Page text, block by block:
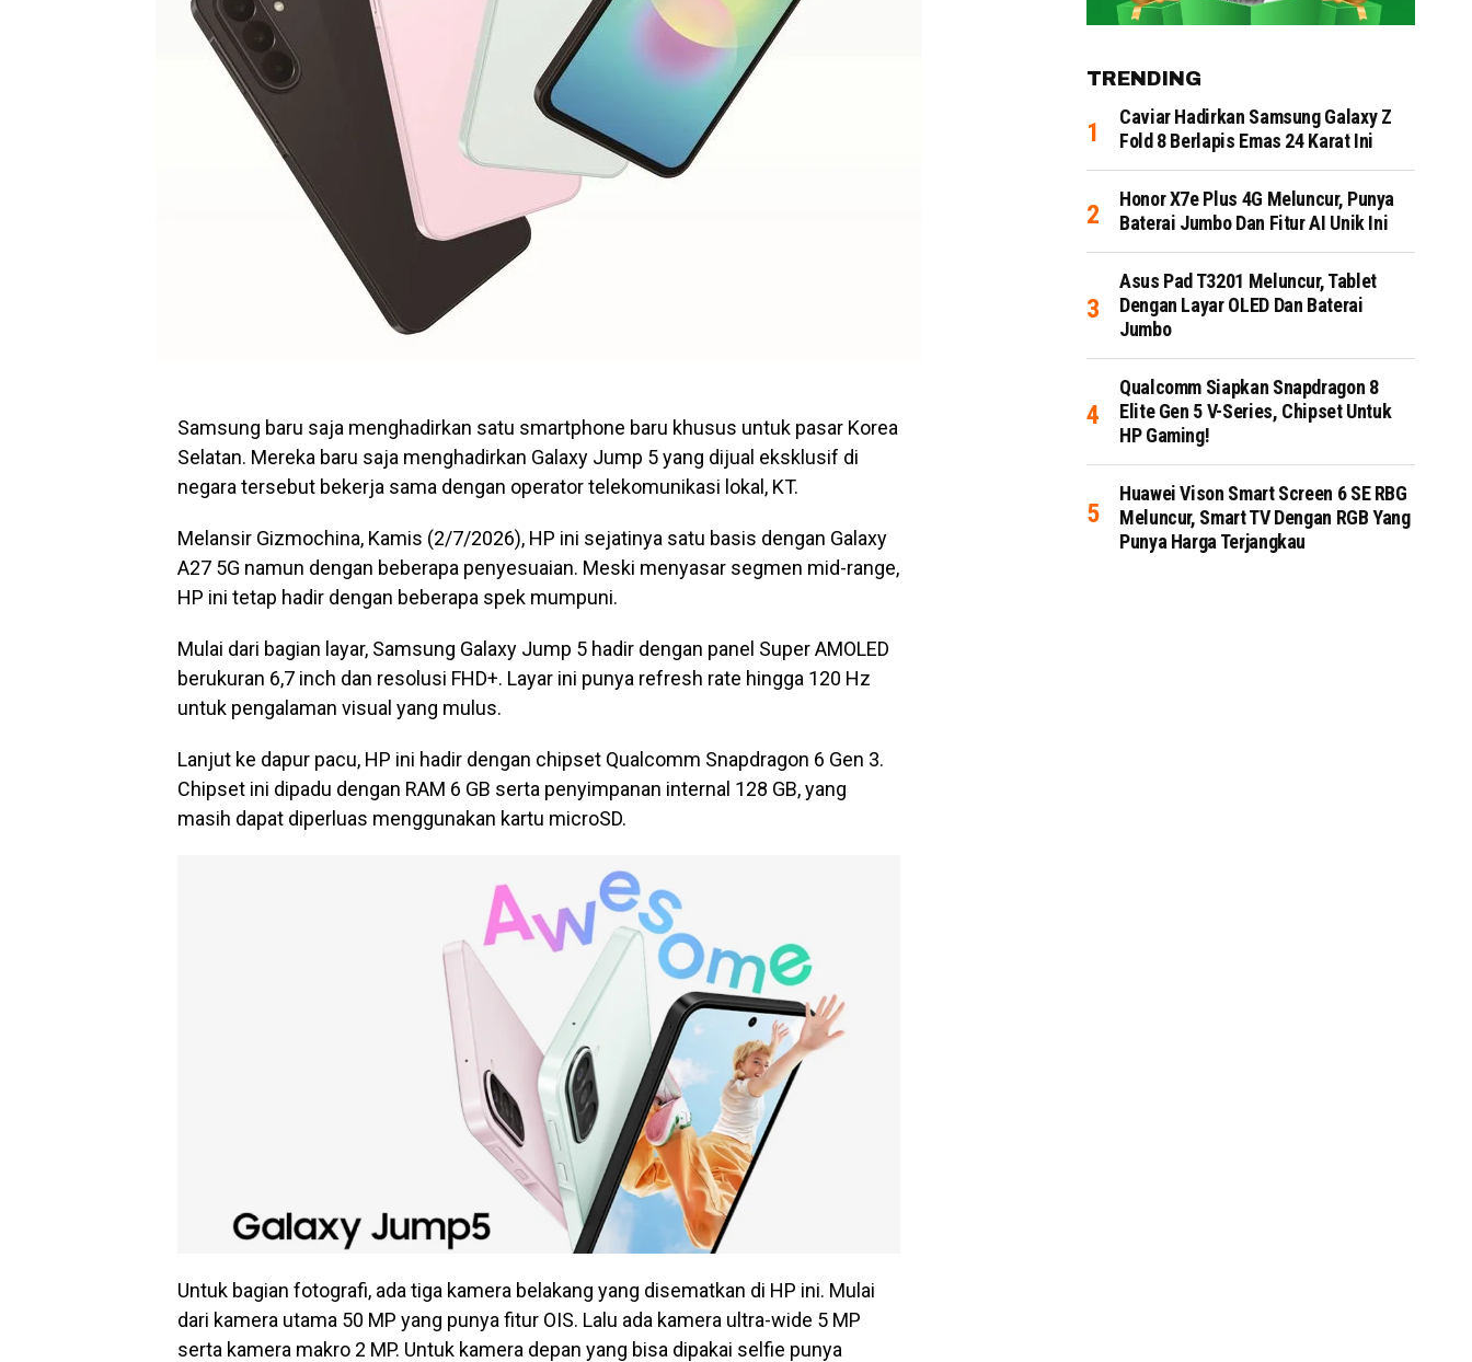
Samsung baru saja menghadirkan satu smartphone baru khusus untuk pasar Korea
Selatan. Mereka baru saja menghadirkan Galaxy Jump 5 yang dijual eksklusif di
negara tersebut bekerja sama dengan operator telekomunikasi lokal, KT.
Melansir Gizmochina, Kamis (2/7/2026), HP ini sejatinya satu basis dengan Galaxy
A27 5G namun dengan beberapa penyesuaian. Meski menyasar segmen mid-range,
HP ini tetap hadir dengan beberapa spek mumpuni.
Mulai dari bagian layar, Samsung Galaxy Jump 5 hadir dengan panel Super AMOLED
berukuran 6,7 inch dan resolusi FHD+. Layar ini punya refresh rate hingga 120 Hz
untuk pengalaman visual yang mulus.
Lanjut ke dapur pacu, HP ini hadir dengan chipset Qualcomm Snapdragon 6 Gen 3.
Chipset ini dipadu dengan RAM 6 GB serta penyimpanan internal 128 GB, yang
masih dapat diperluas menggunakan kartu microSD.
Untuk bagian fotografi, ada tiga kamera belakang yang disematkan di HP ini. Mulai
dari kamera utama 50 MP yang punya fitur OIS. Lalu ada kamera ultra-wide 5 MP
serta kamera makro 2 MP. Untuk kamera depan yang bisa dipakai selfie punya
TRENDING
Caviar Hadirkan Samsung Galaxy Z
Fold 8 Berlapis Emas 24 Karat Ini
Honor X7e Plus 4G Meluncur, Punya
Baterai Jumbo Dan Fitur AI Unik Ini
Asus Pad T3201 Meluncur, Tablet
Dengan Layar OLED Dan Baterai
Jumbo
Qualcomm Siapkan Snapdragon 8
Elite Gen 5 V-Series, Chipset Untuk
HP Gaming!
Huawei Vison Smart Screen 6 SE RBG
Meluncur, Smart TV Dengan RGB Yang
Punya Harga Terjangkau